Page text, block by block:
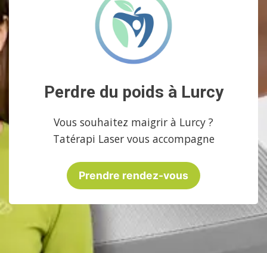
Perdre du poids à Lurcy
Vous souhaitez maigrir à Lurcy ?
Tatérapi Laser vous accompagne
Prendre rendez-vous